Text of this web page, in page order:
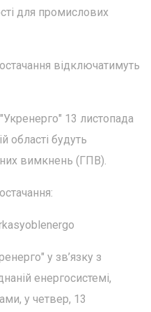
для промислових
відключатимуть
13 листопада
області будуть
вимкнень (ГПВ).
у зв’язку з
енергосистемі,
у четвер, 13